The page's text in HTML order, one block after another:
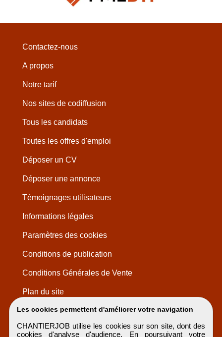
Les cookies permettent d'améliorer votre navigation
CHANTIERJOB utilise les cookies sur son site, dont des
cookies d'analyse d'audience. En poursuivant votre
Contactez-nous
A propos
Notre tarif
Nos sites de codiffusion
Tous les candidats
Toutes les offres d'emploi
Déposer un CV
Déposer une annonce
Témoignages utilisateurs
Informations légales
Paramètres des cookies
Conditions de publication
Conditions Générales de Vente
Plan du site